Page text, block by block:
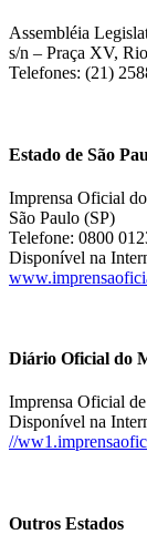
Assembléia
s/n – Praça XV,
Telefones: (21)
Estado de São
Imprensa Oficial
São Paulo (SP)
Telefone: 0800
Disponível na
Diário Oficial do
Imprensa Oficial
Disponível na
//
Outros Estados